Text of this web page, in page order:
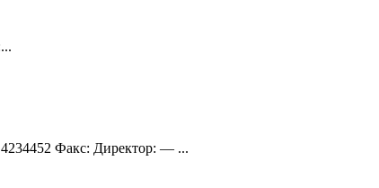
Факс: Директор: — ...